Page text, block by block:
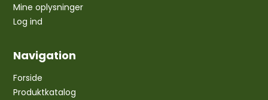
Mine oplysninger
Log ind
Navigation
Forside
Produktkatalog